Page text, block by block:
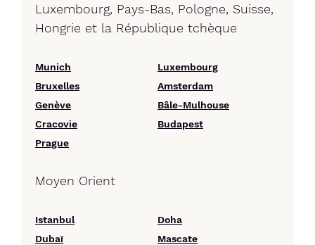
Luxembourg, Pays-Bas, Pologne, Suisse,
Hongrie et la République tchèque
Munich
Luxembourg
Bruxelles
Amsterdam
Genève
Bâle-Mulhouse
Cracovie
Budapest
Prague
Moyen Orient
Istanbul
Doha
Dubaï
Mascate